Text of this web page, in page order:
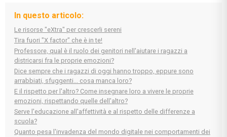
In questo articolo:
Le risorse "eXtra" per crescerli sereni
Tira fuori "X factor" che è in te!
Professore, qual è il ruolo dei genitori nell'aiutare i ragazzi a
districarsi fra le proprie emozioni?
Dice sempre che i ragazzi di oggi hanno troppo, eppure sono
arrabbiati, sfuggenti... cosa manca loro?
E il rispetto per l'altro? Come insegnare loro a vivere le proprie
emozioni, rispettando quelle dell'altro?
Serve l'educazione all'affettività e al rispetto delle differenze a
scuola?
Quanto pesa l'invadenza del mondo digitale nei comportamenti dei